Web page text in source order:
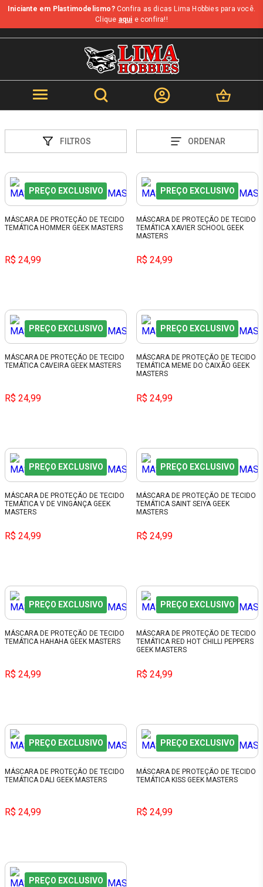
Iniciante em Plastimodelismo?Confira as dicas Lima Hobbies para você.
Clique aqui e confira!!
FILTROS ORDENAR
PREÇO EXCLUSIVO
MÁSCARA DE PROTEÇÃO DE TECIDO
TEMÁTICA HOMMER GEEK MASTERS
R$ 24,99
PREÇO EXCLUSIVO
MÁSCARA DE PROTEÇÃO DE TECIDO
TEMÁTICA XAVIER SCHOOL GEEK
MASTERS
R$ 24,99
PREÇO EXCLUSIVO
MÁSCARA DE PROTEÇÃO DE TECIDO
TEMÁTICA CAVEIRA GEEK MASTERS
R$ 24,99
PREÇO EXCLUSIVO
MÁSCARA DE PROTEÇÃO DE TECIDO
TEMÁTICA MEME DO CAIXÃO GEEK
MASTERS
R$ 24,99
PREÇO EXCLUSIVO
MÁSCARA DE PROTEÇÃO DE TECIDO
TEMÁTICA V DE VINGANÇA GEEK
MASTERS
R$ 24,99
PREÇO EXCLUSIVO
MÁSCARA DE PROTEÇÃO DE TECIDO
TEMÁTICA SAINT SEIYA GEEK
MASTERS
R$ 24,99
PREÇO EXCLUSIVO
MÁSCARA DE PROTEÇÃO DE TECIDO
TEMÁTICA HAHAHA GEEK MASTERS
R$ 24,99
PREÇO EXCLUSIVO
MÁSCARA DE PROTEÇÃO DE TECIDO
TEMÁTICA RED HOT CHILLI PEPPERS
GEEK MASTERS
R$ 24,99
PREÇO EXCLUSIVO
MÁSCARA DE PROTEÇÃO DE TECIDO
TEMÁTICA DALI GEEK MASTERS
R$ 24,99
PREÇO EXCLUSIVO
MÁSCARA DE PROTEÇÃO DE TECIDO
TEMÁTICA KISS GEEK MASTERS
R$ 24,99
PREÇO EXCLUSIVO